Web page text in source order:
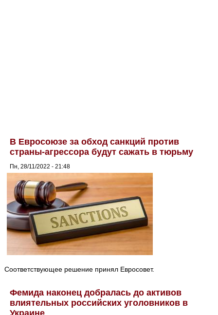
В Евросоюзе за обход санкций против
страны-агрессора будут сажать в тюрьму
Пн, 28/11/2022 - 21:48
Соответствующее решение принял Евросовет.
Фемида наконец добралась до активов
влиятельных российских уголовников в
Украине